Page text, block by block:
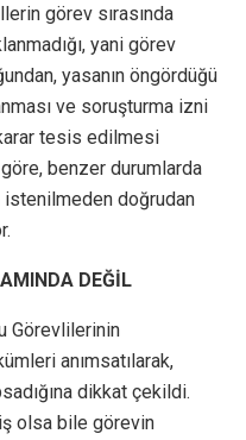
görev sırasında
yani görev
yasanın öngördüğü
ve soruşturma izni
tesis edilmesi
benzer durumlarda
istenilmeden doğrudan
DEĞİL
Görevlilerinin
anımsatılarak,
dikkat çekildi.
olsa bile görevin